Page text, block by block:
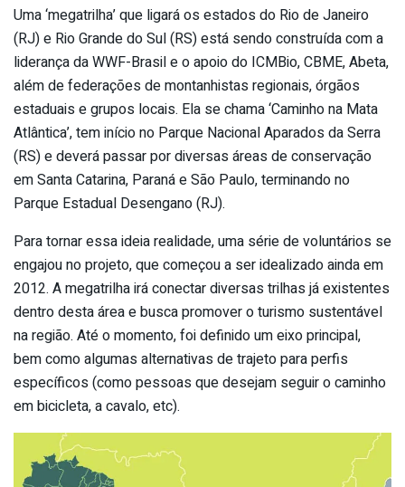
Uma ‘megatrilha’ que ligará os estados do Rio de Janeiro
(RJ) e Rio Grande do Sul (RS) está sendo construída com a
liderança da WWF-Brasil e o apoio do ICMBio, CBME, Abeta,
além de federações de montanhistas regionais, órgãos
estaduais e grupos locais. Ela se chama ‘Caminho na Mata
Atlântica’, tem início no Parque Nacional Aparados da Serra
(RS) e deverá passar por diversas áreas de conservação
em Santa Catarina, Paraná e São Paulo, terminando no
Parque Estadual Desengano (RJ).
Para tornar essa ideia realidade, uma série de voluntários se
engajou no projeto, que começou a ser idealizado ainda em
2012. A megatrilha irá conectar diversas trilhas já existentes
dentro desta área e busca promover o turismo sustentável
na região. Até o momento, foi definido um eixo principal,
bem como algumas alternativas de trajeto para perfis
específicos (como pessoas que desejam seguir o caminho
em bicicleta, a cavalo, etc).